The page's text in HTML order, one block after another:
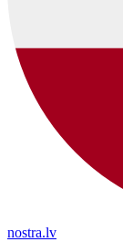
nostra.lv